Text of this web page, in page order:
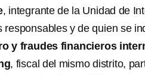
, integrante de la Unidad de
responsables y de quien se
y fraudes financieros
, fiscal del mismo distrito,